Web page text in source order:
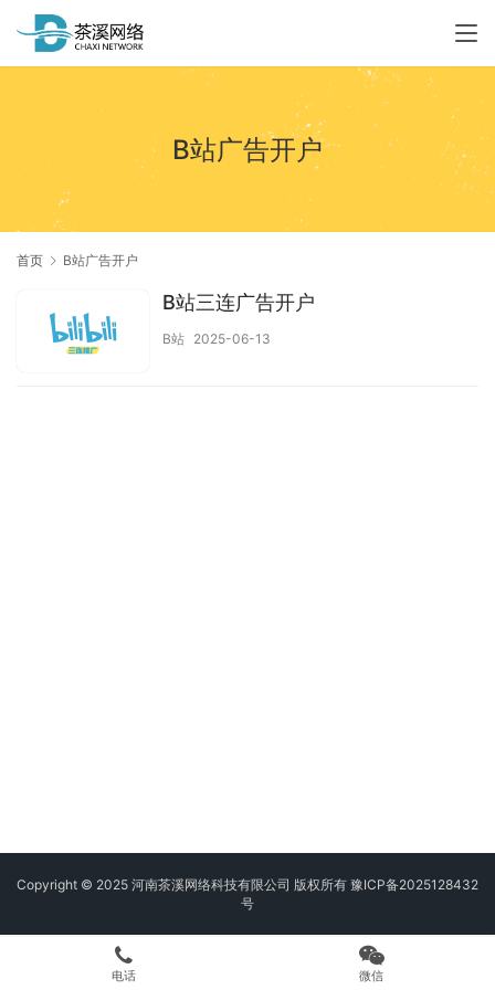
B站广告开户
首页 B站广告开户
B站三连广告开户
B站 2025-06-13
Copyright © 2025 河南茶溪网络科技有限公司 版权所有 豫ICP备2025128432
号
电话 微信